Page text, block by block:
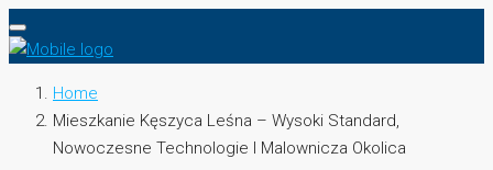
Home
Mieszkanie Kęszyca Leśna – Wysoki Standard,
Nowoczesne Technologie I Malownicza Okolica